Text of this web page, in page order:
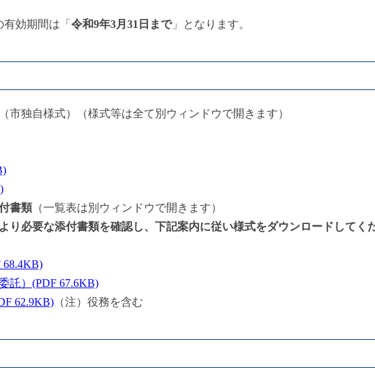
効期間は「 令和9年3月31日まで」となります。
（市独自様式）（様式等は全て別ウィンドウで開きます）
書類 （一覧表は別ウィンドウで開きます）
り必要な添付書類を確認し、下記案内に従い様式をダウンロードしてく
68.4KB)
託）(PDF 67.6KB)
62.9KB) （注）役務を含む